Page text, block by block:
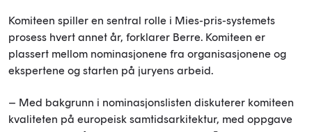
Komiteen spiller en sentral rolle i Mies-pris-systemets
prosess hvert annet år, forklarer Berre. Komiteen er
plassert mellom nominasjonene fra organisasjonene og
ekspertene og starten på juryens arbeid.
– Med bakgrunn i nominasjonslisten diskuterer komiteen
kvaliteten på europeisk samtidsarkitektur, med oppgave